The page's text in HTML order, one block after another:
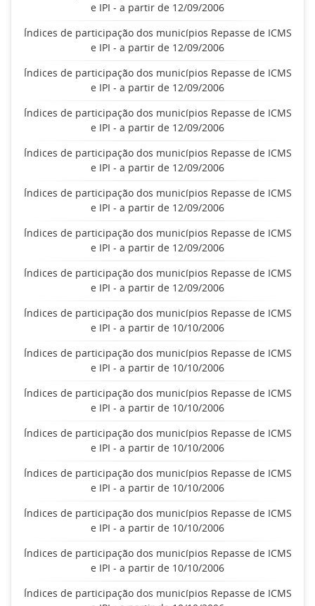
e IPI - a partir de 12/09/2006
Índices de participação dos municípios Repasse de ICMS
e IPI - a partir de 12/09/2006
Índices de participação dos municípios Repasse de ICMS
e IPI - a partir de 12/09/2006
Índices de participação dos municípios Repasse de ICMS
e IPI - a partir de 12/09/2006
Índices de participação dos municípios Repasse de ICMS
e IPI - a partir de 12/09/2006
Índices de participação dos municípios Repasse de ICMS
e IPI - a partir de 12/09/2006
Índices de participação dos municípios Repasse de ICMS
e IPI - a partir de 12/09/2006
Índices de participação dos municípios Repasse de ICMS
e IPI - a partir de 12/09/2006
Índices de participação dos municípios Repasse de ICMS
e IPI - a partir de 10/10/2006
Índices de participação dos municípios Repasse de ICMS
e IPI - a partir de 10/10/2006
Índices de participação dos municípios Repasse de ICMS
e IPI - a partir de 10/10/2006
Índices de participação dos municípios Repasse de ICMS
e IPI - a partir de 10/10/2006
Índices de participação dos municípios Repasse de ICMS
e IPI - a partir de 10/10/2006
Índices de participação dos municípios Repasse de ICMS
e IPI - a partir de 10/10/2006
Índices de participação dos municípios Repasse de ICMS
e IPI - a partir de 10/10/2006
Índices de participação dos municípios Repasse de ICMS